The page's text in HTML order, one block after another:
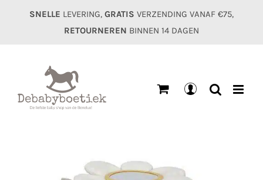
SNELLE LEVERING, GRATIS VERZENDING VANAF €75,
RETOURNEREN BINNEN 14 DAGEN